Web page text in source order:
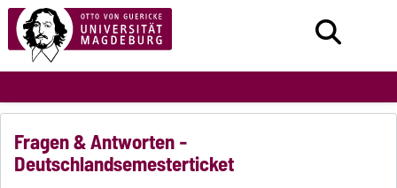
Fragen & Antworten -
Deutschlandsemesterticket